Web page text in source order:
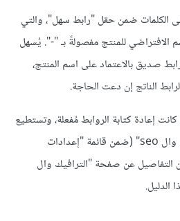
الكلمات ضمن حقل "رابط سهل"، والتي
الافتراضي للمنتج مفصولةً بـ "-". يُسهل
صديق بالاعتماد على اسم المنتج،
الناتج إن دعت الحاجة.
إعادة كتابة الروابط مُفعلة، وتستطيع
عمل هذا في صفحة "الترافيك وال seo" (ضمن قائمة "إعدادات
عن صفحة "الترافيك وال